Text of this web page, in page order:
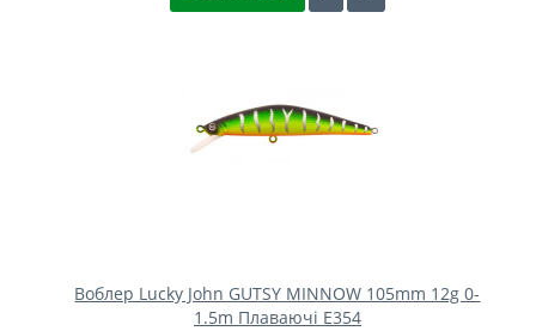
Воблер Lucky John GUTSY MINNOW 105mm 12g 0-
1.5m Плаваючі E354